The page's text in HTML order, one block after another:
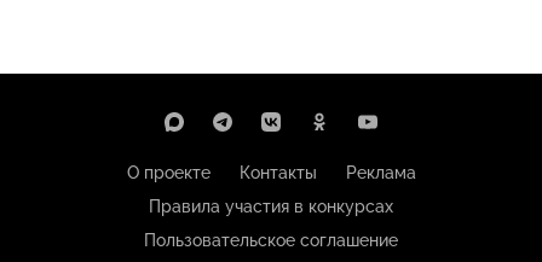
О проекте Контакты
Реклама
Правила участия в конкурсах
Пользовательское соглашение